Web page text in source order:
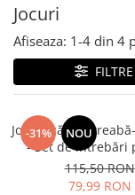
Jocuri
Afiseaza: 1-4 din 4
FILTRE
-31% NOU
Joc de cărți
- Set de întrebări
Părinți și Copii
115,50 RON
79,99 RON